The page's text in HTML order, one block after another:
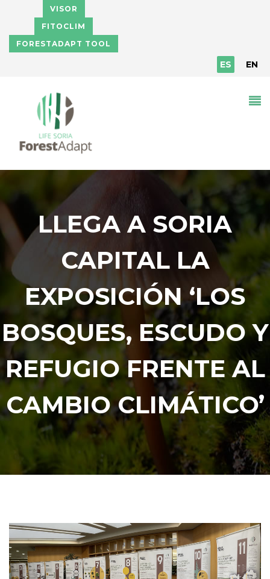
Pasar al contenido principal
VISOR
FITOCLIM
FORESTADAPT TOOL
ES EN
LLEGA A SORIA
CAPITAL LA
EXPOSICIÓN ‘LOS
BOSQUES, ESCUDO Y
REFUGIO FRENTE AL
CAMBIO CLIMÁTICO’